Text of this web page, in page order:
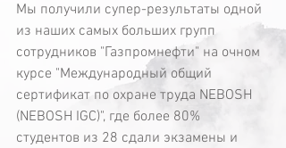
Мы получили супер-результаты одной
из наших самых больших групп
сотрудников "Газпромнефти" на очном
курсе "Международный общий
сертификат по охране труда NEBOSH
(NEBOSH IGC)", где более 80%
студентов из 28 сдали экзамены и